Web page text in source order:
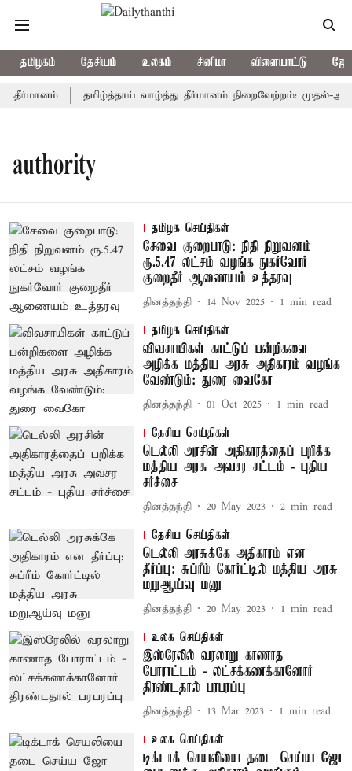
தமிழகம் தேசியம் உலகம் சினிமா விளையாட்டு
தமிழ்த்தாய் வாழ்த்து தீர்மானம் நிறைவேற்றம்: முதல்-
authority
தமிழக செய்திகள்
சேவை குறைபாடு: நிதி நிறுவனம்
ரூ.5.47 லட்சம் வழங்க நுகர்வோர்
குறைதீர் ஆணையம் உத்தரவு
தினத்தந்தி 14 Nov 2025 1 min read
தமிழக செய்திகள்
விவசாயிகள் காட்டுப் பன்றிகளை
அழிக்க மத்திய அரசு அதிகாரம் வழங்க
வேண்டும்: துரை வைகோ
தினத்தந்தி 01 Oct 2025 1 min read
தேசிய செய்திகள்
டெல்லி அரசின் அதிகாரத்தைப் பறிக்க
மத்திய அரசு அவசர சட்டம் - புதிய
சர்ச்சை
தினத்தந்தி 20 May 2023 2 min read
தேசிய செய்திகள்
டெல்லி அரசுக்கே அதிகாரம் என
தீர்ப்பு: சுப்ரீம் கோர்ட்டில் மத்திய அரசு
மறுஆய்வு மனு
தினத்தந்தி 20 May 2023 1 min read
உலக செய்திகள்
இஸ்ரேலில் வரலாறு காணாத
போராட்டம் - லட்சக்கணக்கானோர்
திரண்டதால் பரபரப்பு
தினத்தந்தி 13 Mar 2023 1 min read
உலக செய்திகள்
டிக்டாக் செயலியை தடை செய்ய ஜோ